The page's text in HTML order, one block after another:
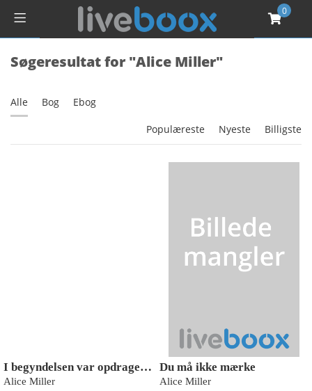
0
Søgeresultat for "Alice Miller"
Alle Bog Ebog
Populæreste Nyeste Billigste
I begyndelsen var opdragelsen
Alice Miller
Du må ikke mærke
Alice Miller